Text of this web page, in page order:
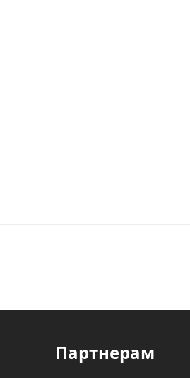
Партнерам